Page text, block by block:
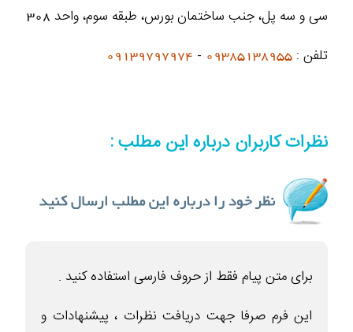
سی و سه پل، جنب ساختمان بورس، طبقه سوم، واحد 308
تلفن : 09385138955
-
09139797974
نظرات کاربران درباره این مطلب :
برای متن پیام فقط از حروف فارسی استفاده کنید .
این فرم صرفا جهت دریافت نظرات ، پیشنهادات و